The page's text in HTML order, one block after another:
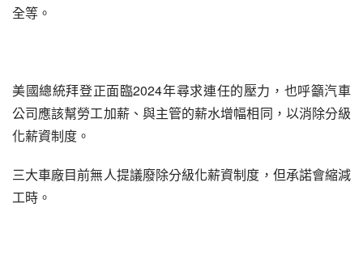
全等。
美國總統拜登正面臨2024年尋求連任的壓力，也呼籲汽車
公司應該幫勞工加薪、與主管的薪水增幅相同，以消除分級
化薪資制度。
三大車廠目前無人提議廢除分級化薪資制度，但承諾會縮減
工時。